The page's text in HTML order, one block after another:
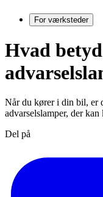
For værksteder
Hvad
Når du kører i din bil, er
advarselslamper, der
Del på